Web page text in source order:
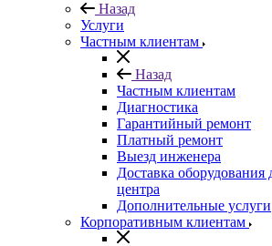
Назад
Услуги
Частным клиентам
Назад
Частным клиентам
Диагностика
Гарантийный ремонт
Платный ремонт
Выезд инженера
Доставка оборудования
центра
Дополнительные услуги
Корпоративным клиентам